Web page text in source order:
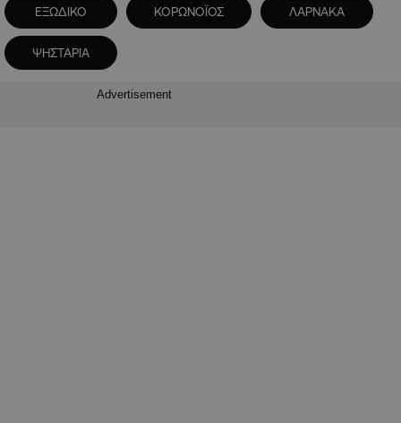
ΕΞΩΔΙΚΟ ΚΟΡΩΝΟΪΟΣ ΛΑΡΝΑΚΑ
ΨΗΣΤΑΡΙΑ
Advertisement